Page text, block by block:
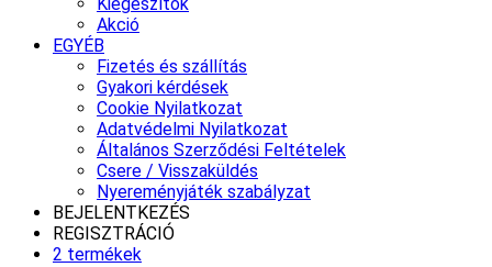
Akció
EGYÉB
Fizetés és szállítás
Gyakori kérdések
Cookie Nyilatkozat
Adatvédelmi Nyilatkozat
Általános Szerződési Feltételek
Csere / Visszaküldés
Nyereményjáték szabályzat
BEJELENTKEZÉS
REGISZTRÁCIÓ
2 termékek